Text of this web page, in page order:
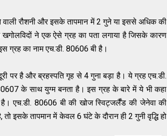
वाली रौशनी और इसके तापमान में 2गुने या इससे अधिक की
खगोलविदों ने एक ऐसे ग्रह का पता लगाया है जिसके कारण
ग्रह का नाम एच.डी. 80606 बी है।
पर है और ब्रहस्पति गृह से4गुना बड़ा है। ये ग्रह एच.डी.
के साथ युग्‍म बनता है।इस ग्रह के बारे में ये भी कहा
है। एच.डी. 80606बी की खोज स्विट्जर्लैंड की जेनेवा की
,तो इसके तापमान में केवल 6 घंटे के दौरान ही2गुनीवृद्धिहो